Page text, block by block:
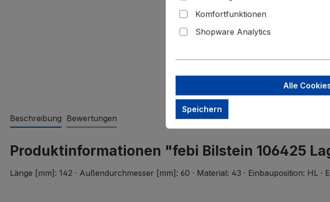
Beschreibung Bewertungen
Produktinformationen "febi Bilstein 106425
Länge [mm]: 142 · Außendurchmesser [mm]: 60 · Material: 43 · Einbauposition: HL ·
Komfortfunktionen
Shopware Analytics
Alle
Speichern